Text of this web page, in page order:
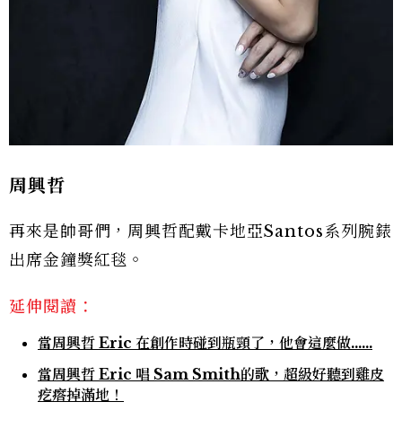
周興哲
再來是帥哥們，周興哲配戴卡地亞Santos系列腕錶
出席金鐘獎紅毯。
延伸閱讀：
當周興哲 Eric 在創作時碰到瓶頸了，他會這麼做……
當周興哲 Eric 唱 Sam Smith的歌，超級好聽到雞皮
疙瘩掉滿地！